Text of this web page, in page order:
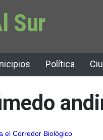
Sur
Política